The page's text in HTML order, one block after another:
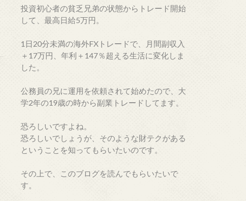
投資初心者の貧乏兄弟の状態からトレード開始
して、最高日給5万円。
1日20分未満の海外FXトレードで、月間副収入
＋17万円、年利＋147％超える生活に変化しま
した。
公務員の兄に運用を依頼されて始めたので、大
学2年の19歳の時から副業トレードしてます。
恐ろしいですよね。
恐ろしいでしょうが、そのような財テクがある
ということを知ってもらいたいのです。
その上で、このブログを読んでもらいたいで
す。